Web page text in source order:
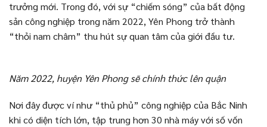
trưởng mới. Trong đó, với sự “chiếm sóng” của bất động
sản công nghiệp trong năm 2022, Yên Phong trở thành
“thỏi nam châm” thu hút sự quan tâm của giới đầu tư.
Năm 2022, huyện Yên Phong sẽ chính thức lên quận
Nơi đây được ví như “thủ phủ” công nghiệp của Bắc Ninh
khi có diện tích lớn, tập trung hơn 30 nhà máy với số vốn